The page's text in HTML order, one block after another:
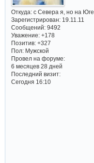
Откуда:с Севера я, но на Юге
Зарегистрирован: 19.11.11
Сообщений:9492
Уважение: +178
Позитив: +327
Пол:Мужской
Провел на форуме:
6 месяцев 28 дней
Последний визит:
Сегодня 16:10